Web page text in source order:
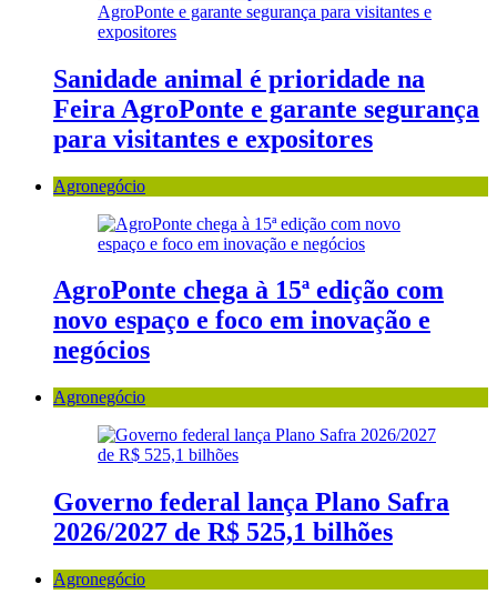
Sanidade animal é prioridade na
Feira AgroPonte e garante segurança
para visitantes e expositores
Agronegócio
AgroPonte chega à 15ª edição com
novo espaço e foco em inovação e
negócios
Agronegócio
Governo federal lança Plano Safra
2026/2027 de R$ 525,1 bilhões
Agronegócio